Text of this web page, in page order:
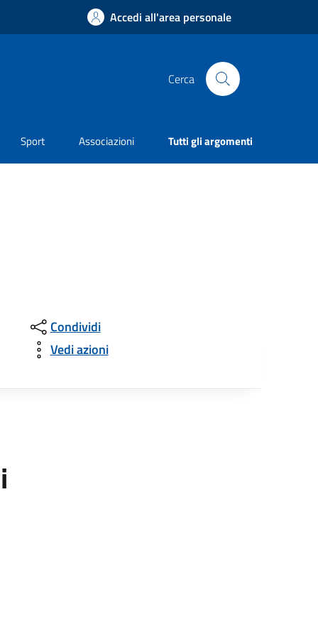
Accedi all'area personale
Cerca
Sport Associazioni Tutti gli argomenti
Condividi
Vedi azioni